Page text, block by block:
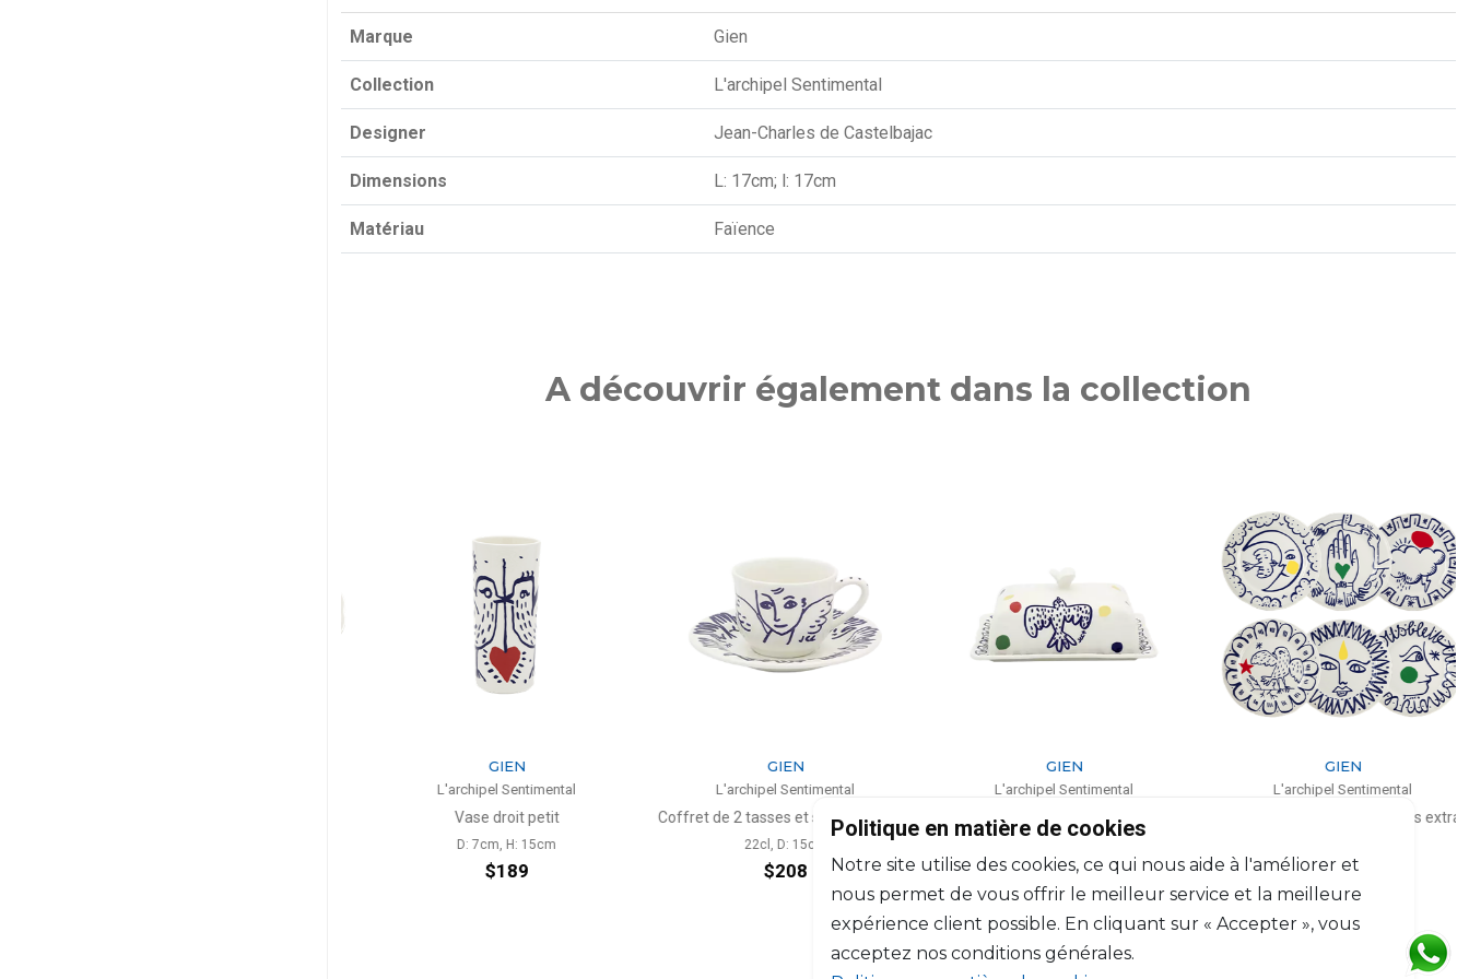
Marque Gien
Collection L'archipel Sentimental
Designer Jean-Charles de Castelbajac
Dimensions L: 17cm; l: 17cm
Matériau Faïence
A découvrir également dans la collection
GIEN
L'archipel Sentimental
Vase droit petit
D: 7cm, H: 15cm
$189
GIEN
L'archipel Sentimental
Coffret de 2 tasses et soucoupes thé
22cl, D: 15cm
$208
GIEN
L'archipel Sentimental
Beurrier
$224
GIEN
L'archipel Sentimental
Coffret de 6 assiettes plates extra
D: 27.3cm
$408
Politique en matière de cookies
Notre site utilise des cookies, ce qui nous aide à l'améliorer et
nous permet de vous offrir le meilleur service et la meilleure
expérience client possible. En cliquant sur « Accepter », vous
acceptez nos conditions générales.